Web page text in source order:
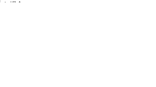
た場合